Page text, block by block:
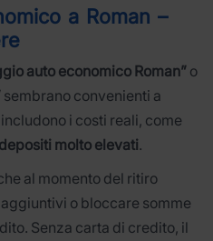
a Roman –
auto economico Roman” o
sembrano convenienti a
i costi reali, come
depositi molto elevati.
al momento del ritiro
o bloccare somme
Senza carta di credito, il